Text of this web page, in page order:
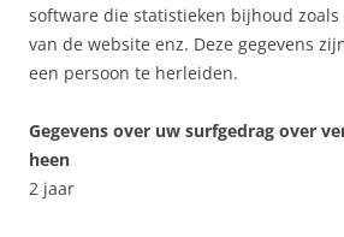
software die statistieken bijhoud zoals
van de website enz. Deze gegevens
een persoon te herleiden.
Gegevens over uw surfgedrag over
heen
2 jaar